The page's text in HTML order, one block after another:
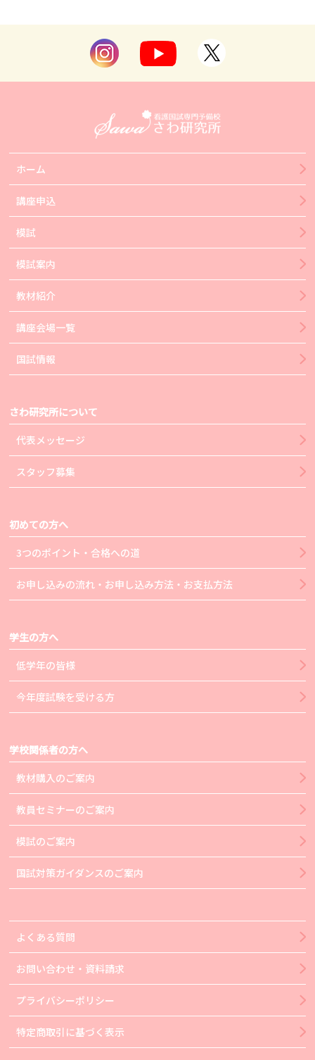
ホーム
講座申込
模試
模試案内
教材紹介
講座会場一覧
国試情報
さわ研究所について
代表メッセージ
スタッフ募集
初めての方へ
3つのポイント・合格への道
お申し込みの流れ・お申し込み方法・お支払方法
学生の方へ
低学年の皆様
今年度試験を受ける方
学校関係者の方へ
教材購入のご案内
教員セミナーのご案内
模試のご案内
国試対策ガイダンスのご案内
よくある質問
お問い合わせ・資料請求
プライバシーポリシー
特定商取引に基づく表示